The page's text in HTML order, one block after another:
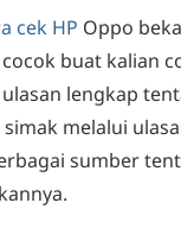
cek HP Oppo
cocok buat kalian
lengkap
melalui
sumber